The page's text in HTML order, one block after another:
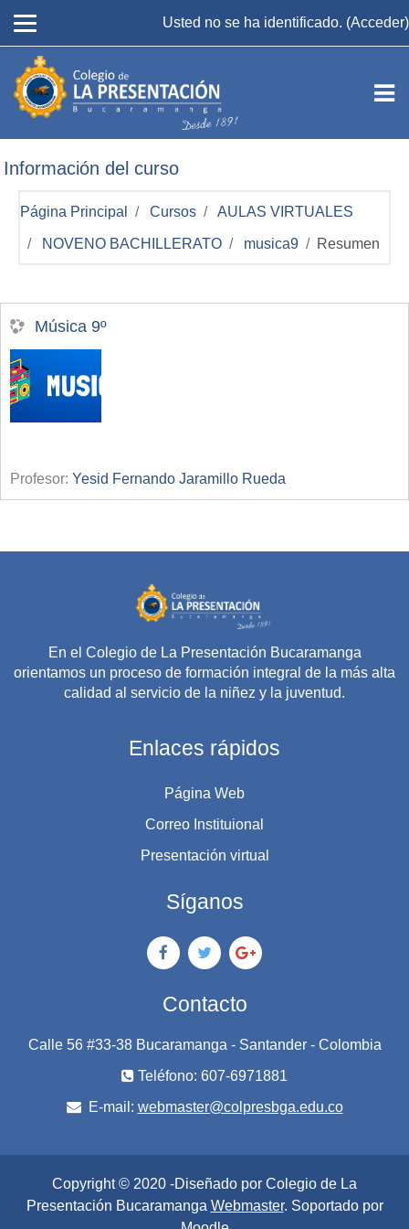
Usted no se ha identificado. (Acceder)
Información del curso
Página Principal Cursos AULAS VIRTUALES
NOVENO BACHILLERATO musica9 Resumen
Música 9º
Profesor: Yesid Fernando Jaramillo Rueda
En el Colegio de La Presentación Bucaramanga
orientamos un proceso de formación integral de la más alta
calidad al servicio de la niñez y la juventud.
Enlaces rápidos
Página Web
Correo Instituional
Presentación virtual
Síganos
Contacto
Calle 56 #33-38 Bucaramanga - Santander - Colombia
Teléfono: 607-6971881
E-mail: webmaster@colpresbga.edu.co
Copyright © 2020 -Diseñado por Colegio de La
Presentación Bucaramanga Webmaster. Soportado por